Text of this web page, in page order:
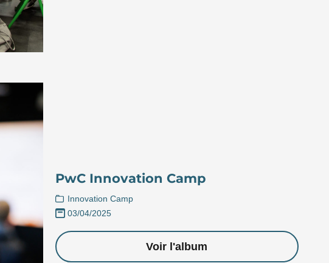
PwC Innovation Camp
Innovation Camp
03/04/2025
Voir l'album